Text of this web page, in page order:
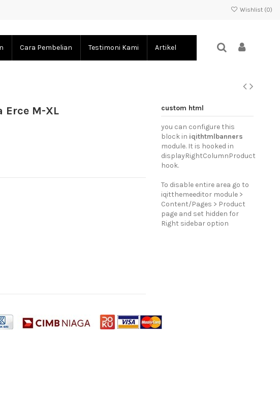
Wishlist (0)
Cara Pembelian Testimoni Kami Artikel
Erce M-XL custom html
you can configure this
block in iqithtmlbanners
module. It is hooked in
displayRightColumnProduct
hook.
To disable entire area go to
iqitthemeeditor module >
Content/Pages > Product
page and set hidden for
Right sidebar option